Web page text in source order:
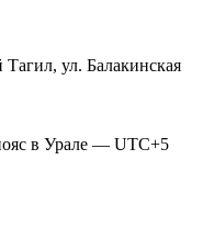
ул. Балакинская
в Урале — UTC+5